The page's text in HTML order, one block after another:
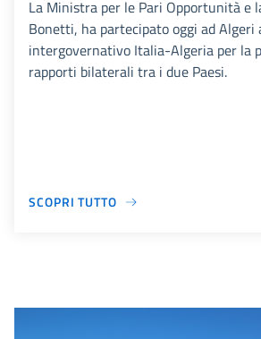
La Ministra per le Pari Opportunità e
Bonetti, ha partecipato oggi ad Algeri
intergovernativo Italia-Algeria per la
rapporti bilaterali tra i due Paesi.
SCOPRI TUTTO